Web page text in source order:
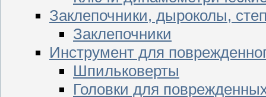
Заклепочники, дыроколы,
Заклепочники
Инструмент для
Шпильковерты
Головки для